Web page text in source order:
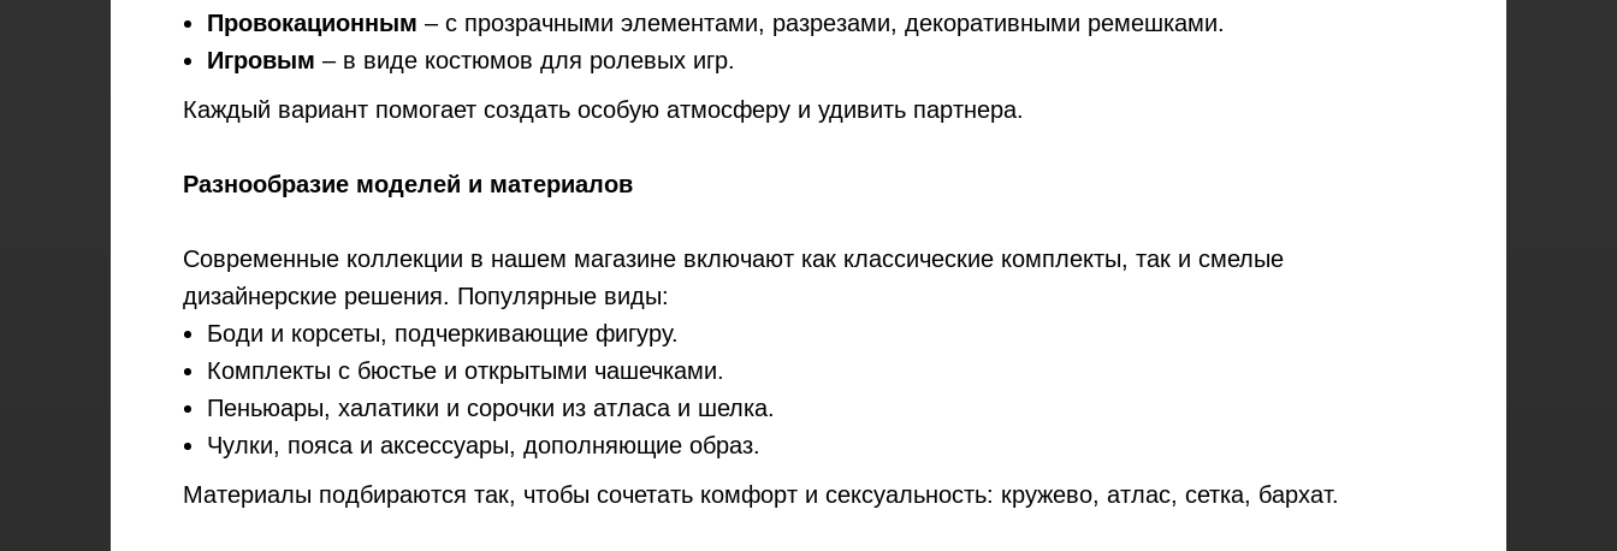
Провокационным – с прозрачными элементами, разрезами, декоративными ремешками.
Игровым – в виде костюмов для ролевых игр.
Каждый вариант помогает создать особую атмосферу и удивить партнера.
Разнообразие моделей и материалов
Современные коллекции в нашем магазине включают как классические комплекты, так и смелые
дизайнерские решения. Популярные виды:
Боди и корсеты, подчеркивающие фигуру.
Комплекты с бюстье и открытыми чашечками.
Пеньюары, халатики и сорочки из атласа и шелка.
Чулки, пояса и аксессуары, дополняющие образ.
Материалы подбираются так, чтобы сочетать комфорт и сексуальность: кружево, атлас, сетка, бархат.